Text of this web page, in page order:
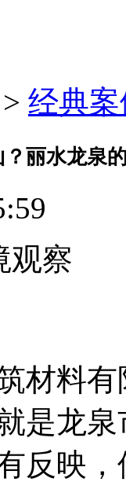
> 经典
丽水龙泉
观察
材料
是龙
反映